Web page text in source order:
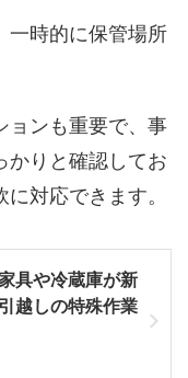
一時的に保管場所
ョンも重要で、事
かりと確認してお
対応できます。
具や冷蔵庫が新
越しの特殊作業